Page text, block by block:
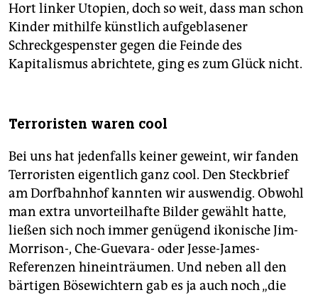
Hort linker Utopien, doch so weit, dass man schon
Kinder mithilfe künstlich aufgeblasener
Schreckgespenster gegen die Feinde des
Kapitalismus abrichtete, ging es zum Glück nicht.
Terroristen waren cool
Bei uns hat jedenfalls keiner geweint, wir fanden
Terroristen eigentlich ganz cool. Den Steckbrief
am Dorfbahnhof kannten wir auswendig. Obwohl
man extra unvorteilhafte Bilder gewählt hatte,
ließen sich noch immer genügend ikonische Jim-
Morrison-, Che-Guevara- oder Jesse-James-
Referenzen hineinträumen. Und neben all den
bärtigen Bösewichtern gab es ja auch noch „die